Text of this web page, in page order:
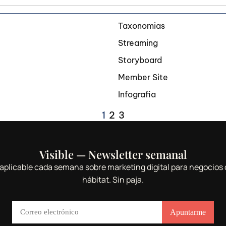
Taxonomias
Streaming
Storyboard
Member Site
Infografia
1 2 3
Visible — Newsletter semanal
cada semana sobre marketing digital para negocios
hábitat. Sin paja.